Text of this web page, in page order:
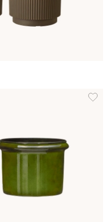
även i dessa färger:
Lägg